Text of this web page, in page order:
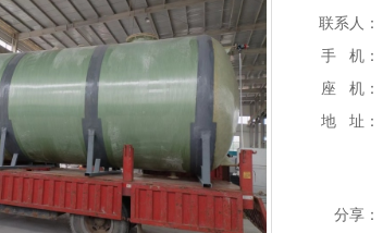
联系人：
手 机：
座 机：
地 址：
分享：